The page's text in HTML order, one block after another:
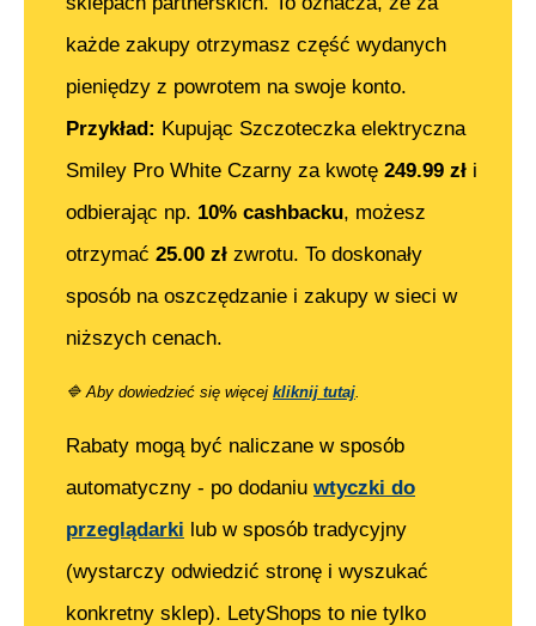
każde zakupy otrzymasz część wydanych
pieniędzy z powrotem na swoje konto.
Przykład: Kupując Szczoteczka elektryczna
Smiley Pro White Czarny za kwotę 249.99 zł i
odbierając np. 10% cashbacku, możesz
otrzymać 25.00 zł zwrotu. To doskonały
sposób na oszczędzanie i zakupy w sieci w
niższych cenach.
🔷 Aby dowiedzieć się więcej kliknij tutaj
Rabaty mogą być naliczane w sposób
automatyczny - po dodaniu wtyczki do
przeglądarki lub w sposób tradycyjny
(wystarczy odwiedzić stronę i wyszukać
konkretny sklep). LetyShops to nie tylko